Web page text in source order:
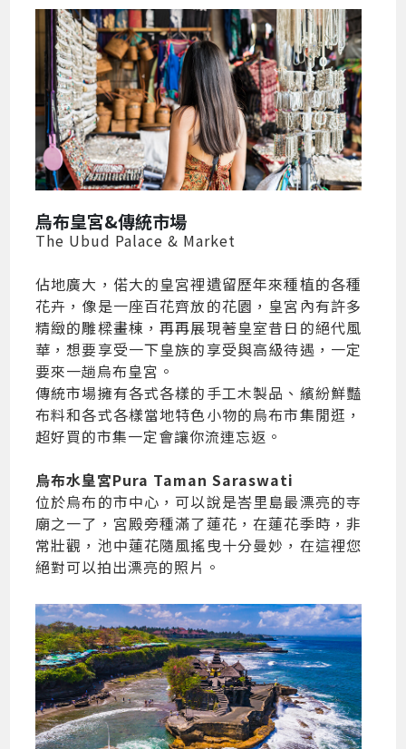
烏布皇宮&傳統市場
The Ubud Palace & Market
佔地廣大，偌大的皇宮裡遺留歷年來種植的各種
花卉，像是一座百花齊放的花園，皇宮內有許多
精緻的雕樑畫棟，再再展現著皇室昔日的絕代風
華，想要享受一下皇族的享受與高級待遇，一定
要來一趟烏布皇宮。
傳統市場擁有各式各樣的手工木製品、繽紛鮮豔
布料和各式各樣當地特色小物的烏布市集閒逛，
超好買的市集一定會讓你流連忘返。
烏布水皇宮Pura Taman Saraswati
位於烏布的市中心，可以說是峇里島最漂亮的寺
廟之一了，宮殿旁種滿了蓮花，在蓮花季時，非
常壯觀，池中蓮花隨風搖曳十分曼妙，在這裡您
絕對可以拍出漂亮的照片。